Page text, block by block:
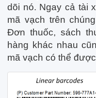
dõi nó. Ngay cả tài
mã vạch trên
Đơn thuốc, sách
hàng khác nhau
mã vạch có thể